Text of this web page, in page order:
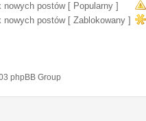
nowych postów [ Popularny ]
nowych postów [ Zablokowany ]
phpBB Group